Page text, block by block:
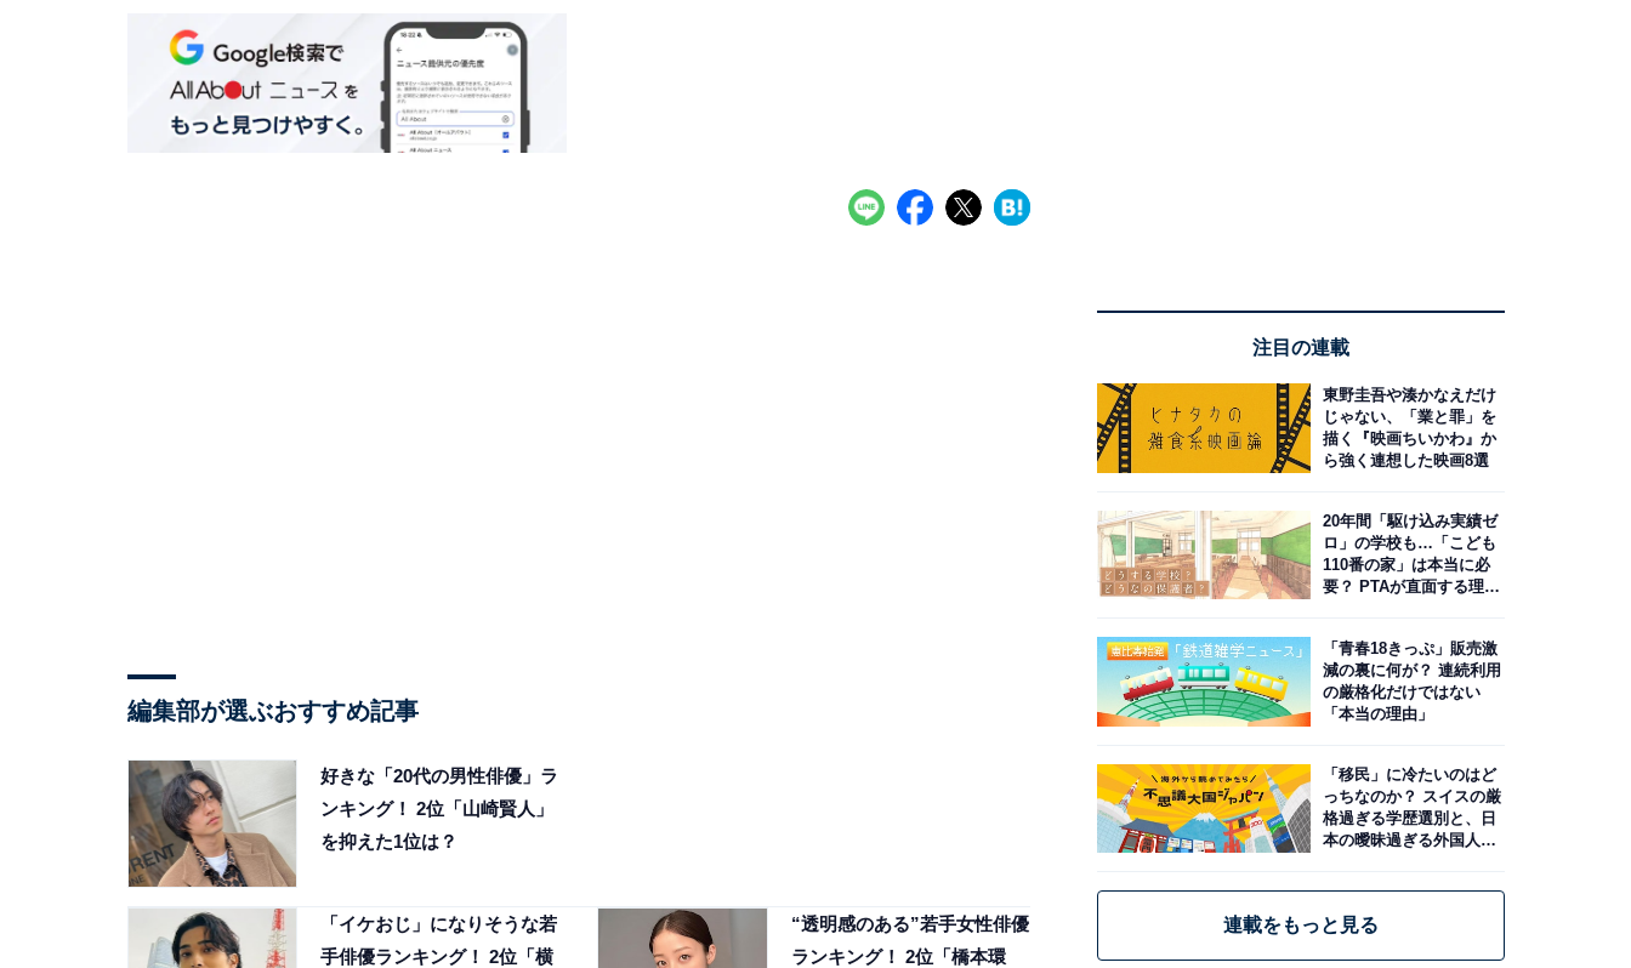
編集部が選ぶおすすめ記事
好きな「20代の男性俳優」ラ
ンキング！ 2位「山崎賢人」
を抑えた1位は？
「イケおじ」になりそうな若
手俳優ランキング！ 2位「横
“透明感のある”若手女性俳優
ランキング！ 2位「橋本環
注目の連載
東野圭吾や湊かなえだけ
じゃない、「業と罪」を
描く『映画ちいかわ』か
ら強く連想した映画8選
20年間「駆け込み実績ゼ
ロ」の学校も…「こども
110番の家」は本当に必
要？ PTAが直面する理想
「青春18きっぷ」販売激
減の裏に何が？ 連続利用
の厳格化だけではない
「本当の理由」
「移民」に冷たいのはど
っちなのか？ スイスの厳
格過ぎる学歴選別と、日
本の曖昧過ぎる外国人政
連載をもっと見る